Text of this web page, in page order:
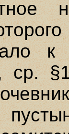
к
ср.